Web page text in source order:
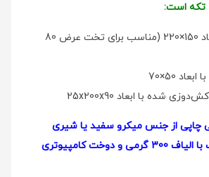
1 عدد لحاف با ابعاد 150×220 (مناسب برای تخت عرض 80
چاپی از جنس میکرو سفید یا شیری
رنگ است و لحاف با الیاف 300 گرمی و دوخت کامپیوتری